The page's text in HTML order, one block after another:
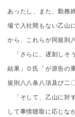
あったし、また、勤務
場で入社間もない乙山
から、これらが同規則
「さらに、遅刻し
結果」Ｏ氏「が原告の
規則八八条八項及び二
「そして、乙山に
して事情聴取に応じな